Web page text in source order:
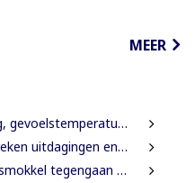
MEER
tot 41 graden
tijdens districtsjeugdcongres
kleuren van legale brandstof”